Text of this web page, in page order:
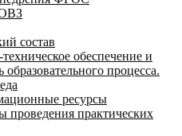
состав
обеспечение и
образовательного процесса.
ресурсы
проведения практических